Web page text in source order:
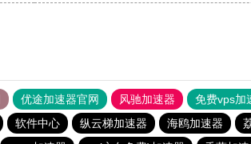
优途加速器官网 风驰加速器 免费vps加
软件中心 纵云梯加速器 海鸥加速器